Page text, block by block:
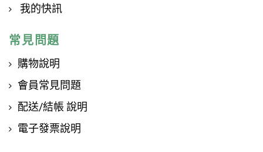
我的快訊
常見問題
購物說明
會員常見問題
配送/結帳 說明
電子發票說明